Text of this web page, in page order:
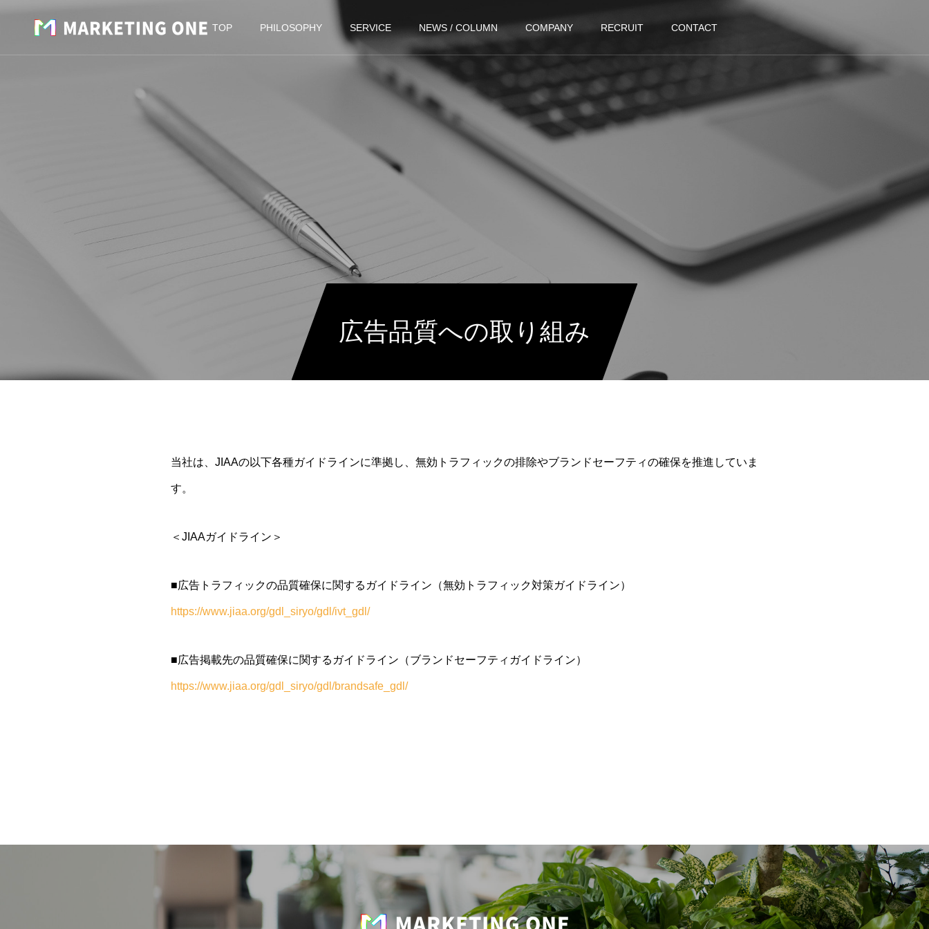
TOP PHILOSOPHY SERVICE NEWS / COLUMN COMPANY RECRUIT CONTACT
広告品質への取り組み
当社は、JIAAの以下各種ガイドラインに準拠し、無効トラフィックの排除やブランドセーフティの確保を推進していま
す。
＜JIAAガイドライン＞
■広告トラフィックの品質確保に関するガイドライン（無効トラフィック対策ガイドライン）
https://www.jiaa.org/gdl_siryo/gdl/ivt_gdl/
■広告掲載先の品質確保に関するガイドライン（ブランドセーフティガイドライン）
https://www.jiaa.org/gdl_siryo/gdl/brandsafe_gdl/